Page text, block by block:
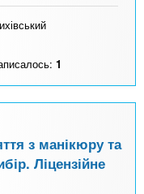
1
з манікюру та
Ліцензійне